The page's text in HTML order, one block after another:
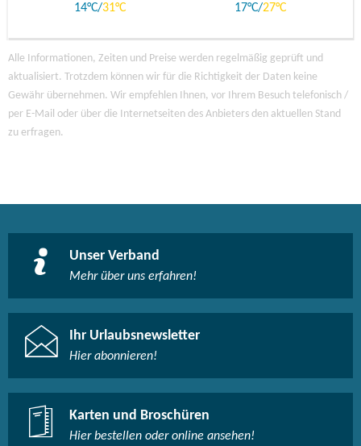
14 31 17 27
Alle Informationen, Zeiten und Preise werden regelmäßig geprüft und
aktualisiert. Trotzdem können wir für die Richtigkeit der Daten keine
Gewähr übernehmen. Wir empfehlen Ihnen, vor Ihrem Besuch telefonisch /
per E-Mail oder über die Internetseiten des Anbieters den aktuellen Stand
zu erfragen.
Unser Verband
Mehr über uns erfahren!
Ihr Urlaubsnewsletter
Hier abonnieren!
Karten und Broschüren
Hier bestellen oder online ansehen!